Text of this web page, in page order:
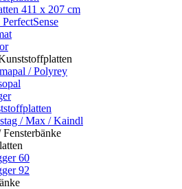
411 x 207 cm
/ Polyrey
/ Max / Kaindl
60
92